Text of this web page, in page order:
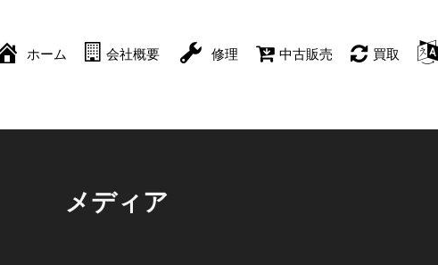
ホーム 会社概要 修理 中古販売 買取
メディア